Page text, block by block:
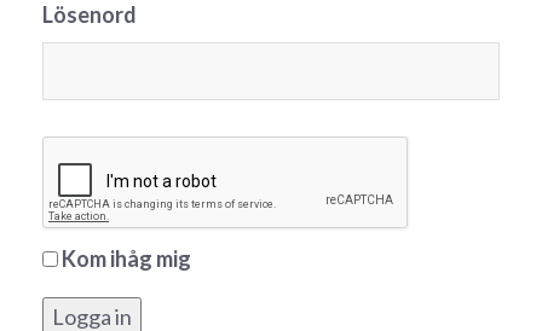
Lösenord
Kom ihåg mig
Logga in